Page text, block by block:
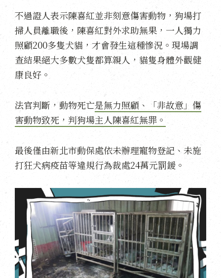
不過證人表示陳喜紅並非刻意傷害動物，狗場打
掃人員離職後，陳喜紅對外求助無果，一人獨力
照顧200多隻犬貓，才會發生這種慘況。現場調
查結果絕大多數犬隻都算親人，貓隻身體外觀健
康良好。
法官判斷，動物死亡是無力照顧、「非故意」傷
害動物致死，判狗場主人陳喜紅無罪。
最後僅由新北市動保處依未辦理寵物登記、未施
打狂犬病疫苗等違規行為裁處24萬元罰鍰。